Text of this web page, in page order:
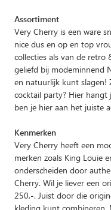
Assortiment
Very Cherry is een ware
nice dus en op en top
collecties als van de
geliefd bij modeminnend
en natuurlijk kunt slagen!
cocktail party? Hier hangt
ben je hier aan het juiste
Kenmerken
Very Cherry heeft een
merken zoals King Louie
onderscheiden door
Cherry. Wil je liever een
250,-. Juist door die